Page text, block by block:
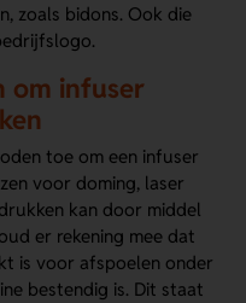
zoals bidons. Ook die
om infuser
toe om een infuser
voor doming, laser
kan door middel
er rekening mee dat
is voor afspoelen onder
bestendig is. Dit staat